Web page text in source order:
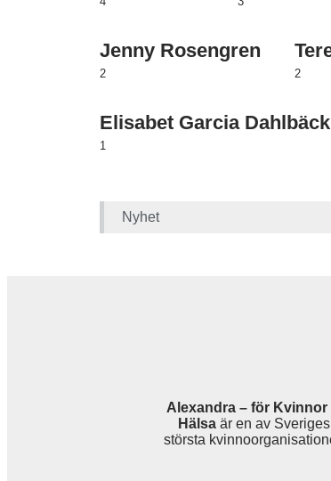
Jenny Rosengren
2 2
Elisabet Garcia Dahlbäck
1
Nyhet
Alexandra – för Kvinnor
Hälsaär en av Sveriges
största